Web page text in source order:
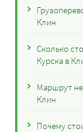
Клин
Сколько
Курска в
Маршрут
Клин
Почему